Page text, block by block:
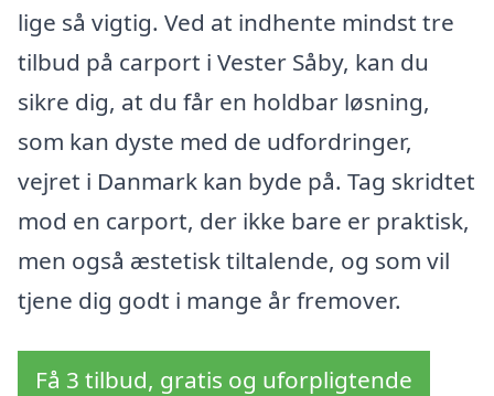
lige så vigtig. Ved at indhente mindst tre
tilbud på carport i Vester Såby, kan du
sikre dig, at du får en holdbar løsning,
som kan dyste med de udfordringer,
vejret i Danmark kan byde på. Tag skridtet
mod en carport, der ikke bare er praktisk,
men også æstetisk tiltalende, og som vil
tjene dig godt i mange år fremover.
Få 3 tilbud, gratis og uforpligtende